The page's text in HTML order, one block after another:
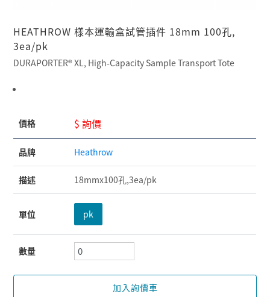
HEATHROW 樣本運輸盒試管插件 18mm 100孔,
3ea/pk
DURAPORTER® XL, High-Capacity Sample Transport Tote
價格 $ 詢價
品牌 Heathrow
描述 18mmx100孔,3ea/pk
單位 pk
數量
加入詢價車